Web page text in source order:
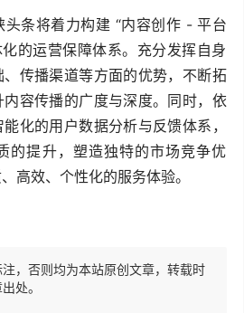
条将着力构建 “内容创作 - 平台
的运营保障体系。充分发挥自身
传播渠道等方面的优势，不断拓
容传播的广度与深度。同时，依
化的用户数据分析与反馈体系，
的提升，塑造独特的市场竞争优
高效、个性化的服务体验。
，否则均为本站原创文章，转载时
处。